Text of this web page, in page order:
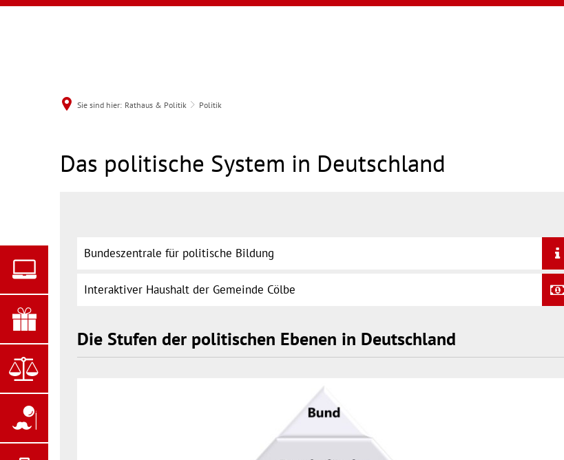
Sie sind hier: Rathaus & Politik Politik
PolitikDas politische System in Deutschland
Bundeszentrale für politische Bildung
Interaktiver Haushalt der Gemeinde Cölbe
Die Stufen der politischen Ebenen in Deutschland